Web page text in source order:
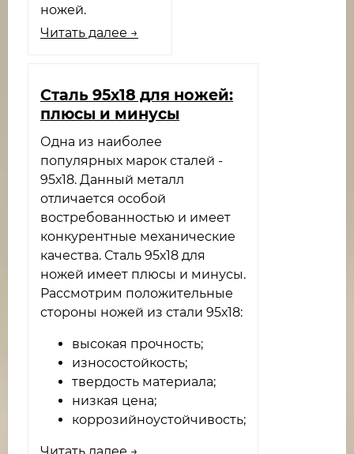
ножей.
Читать далее →
​Сталь 95х18 для ножей:
плюсы и минусы
Одна из наиболее
популярных марок сталей -
95х18. Данный металл
отличается особой
востребованностью и имеет
конкурентные механические
качества. Сталь 95х18 для
ножей имеет плюсы и минусы.
Рассмотрим положительные
стороны ножей из стали 95х18:
высокая прочность;
износостойкость;
твердость материала;
низкая цена;
коррозийноустойчивость;